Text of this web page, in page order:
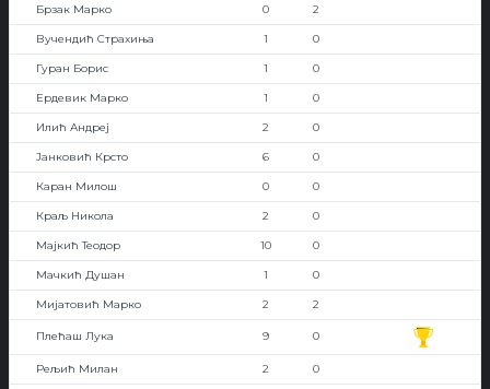
Брзак Марко 0 2
Вучендић Страхиња 1 0
Гуран Борис 1 0
Ердевик Марко 1 0
Илић Андреј 2 0
Јанковић Крсто 6 0
Каран Милош 0 0
Краљ Никола 2 0
Мајкић Теодор 10 0
Мачкић Душан 1 0
Мијатовић Марко 2 2
Плећаш Лука 9 0
Рељић Милан 2 0